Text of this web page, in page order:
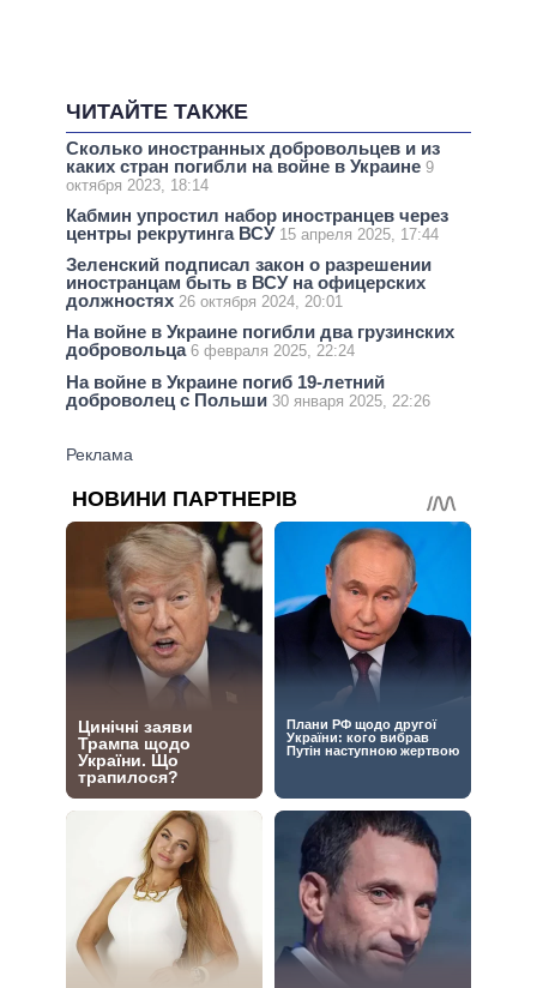
ЧИТАЙТЕ ТАКЖЕ
Сколько иностранных добровольцев и из
каких стран погибли на войне в Украине 9
октября 2023, 18:14
Кабмин упростил набор иностранцев через
центры рекрутинга ВСУ 15 апреля 2025, 17:44
Зеленский подписал закон о разрешении
иностранцам быть в ВСУ на офицерских
должностях 26 октября 2024, 20:01
На войне в Украине погибли два грузинских
добровольца 6 февраля 2025, 22:24
На войне в Украине погиб 19-летний
доброволец с Польши 30 января 2025, 22:26